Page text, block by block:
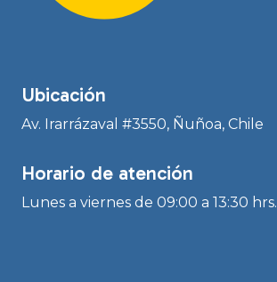
Ubicación
Av. Irarrázaval #3550, Ñuñoa, Chile
Horario de atención
Lunes a viernes de 09:00 a 13:30 hrs.